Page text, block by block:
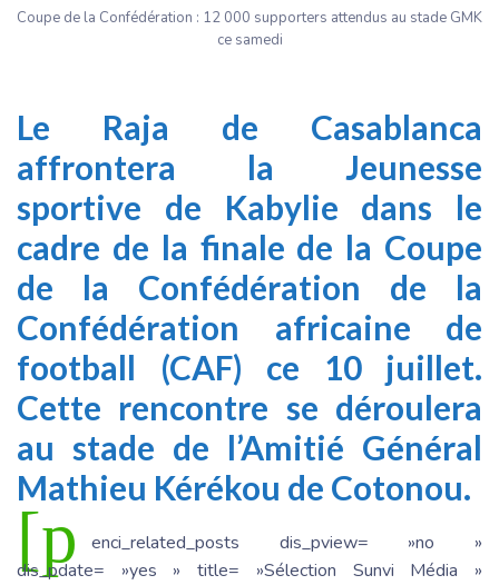
Coupe de la Confédération : 12 000 supporters attendus au stade GMK
ce samedi
Le Raja de Casablanca
affrontera la Jeunesse
sportive de Kabylie dans le
cadre de la finale de la Coupe
de la Confédération de la
Confédération africaine de
football (CAF) ce 10 juillet.
Cette rencontre se déroulera
au stade de l’Amitié Général
Mathieu Kérékou de Cotonou.
[p
enci_related_posts dis_pview= »no »
dis_pdate= »yes » title= »Sélection Sunvi Média »